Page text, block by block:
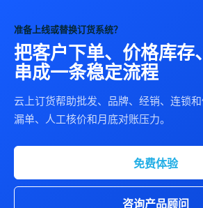
准备上线或替换订货系统？
把客户下单、价格库存
串成一条稳定流程
云上订货帮助批发、品牌、经销、连锁
漏单、人工核价和月底对账压力。
免费体验
咨询产品顾问